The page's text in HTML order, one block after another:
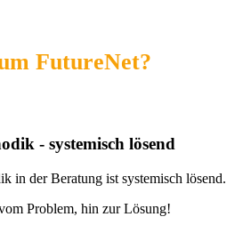
FutureNet?
- systemisch lösend
in der Beratung ist systemisch lösend.
Problem, hin zur Lösung!